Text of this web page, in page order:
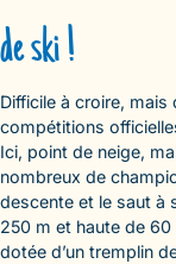
de ski !
Difficile à croire, mais
compétitions
Ici, point de neige,
nombreux de
descente et le saut à
250 m et haute de
dotée d’un tremplin